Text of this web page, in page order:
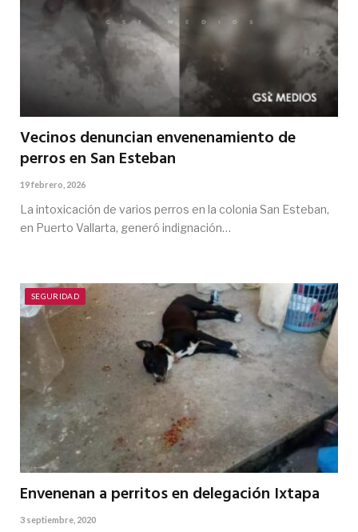
Vecinos denuncian envenenamiento de
perros en San Esteban
19 febrero, 2026
La intoxicación de varios perros en la colonia San Esteban,
en Puerto Vallarta, generó indignación…
SEGURIDAD
Envenenan a perritos en delegación Ixtapa
3 septiembre, 2020